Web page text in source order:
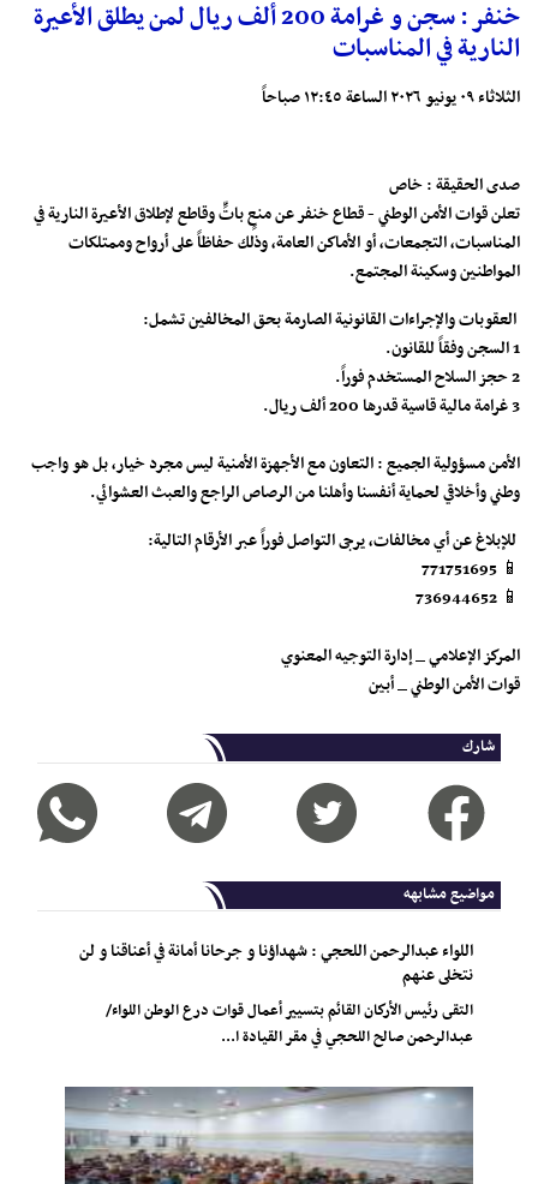
خنفر : سجن و غرامة 200 ألف ريال لمن يطلق الأعيرة
النارية في المناسبات
الثلاثاء ٠٩ يونيو ٢٠٢٦ الساعة ١٢:٤٥ صباحاً
صدى الحقيقة : خاص
​تعلن قوات الأمن الوطني - قطاع خنفر عن منعٍ باتٍّ وقاطع لإطلاق الأعيرة النارية في
المناسبات، التجمعات، أو الأماكن العامة، وذلك حفاظاً على أرواح وممتلكات
المواطنين وسكينة المجتمع.
​ العقوبات والإجراءات القانونية الصارمة بحق المخالفين تشمل:
1️ السجن وفقاً للقانون.
2️ حجز السلاح المستخدم فوراً.
3️ غرامة مالية قاسية قدرها 200 ألف ريال.
الأمن مسؤولية الجميع : التعاون مع الأجهزة الأمنية ليس مجرد خيار، بل هو واجب
وطني وأخلاقي لحماية أنفسنا وأهلنا من الرصاص الراجع والعبث العشوائي.
​ للإبلاغ عن أي مخالفات، يرجى التواصل فوراً عبر الأرقام التالية:
​📱 771751695
​📱 736944652
المركز الإعلامي _ إدارة التوجيه المعنوي
قوات الأمن الوطني _ أبين
شارك
مواضيع مشابهه
اللواء عبدالرحمن اللحجي : شهداؤنا و جرحانا أمانة في أعناقنا و لن
نتخلى عنهم
التقى رئيس الأركان القائم بتسيير أعمال قوات درع الوطن اللواء/
عبدالرحمن صالح اللحجي في مقر القيادة ا...